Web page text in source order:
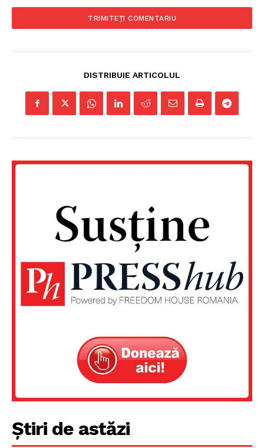
DISTRIBUIE ARTICOLUL
Știri de astăzi